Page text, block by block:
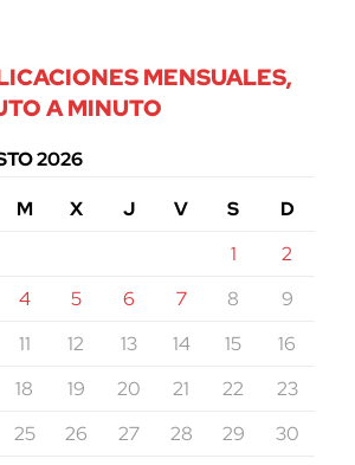
MENSUALES,
A MINUTO
2026
M X J V S
D
1
2
4 5 6 7 8
9
11 12 13 14 15
16
18 19 20 21 22
23
25 26 27 28 29
30